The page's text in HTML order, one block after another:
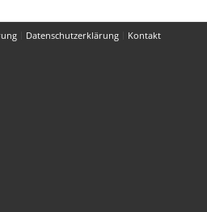
Datenschutzerklärung Kontakt